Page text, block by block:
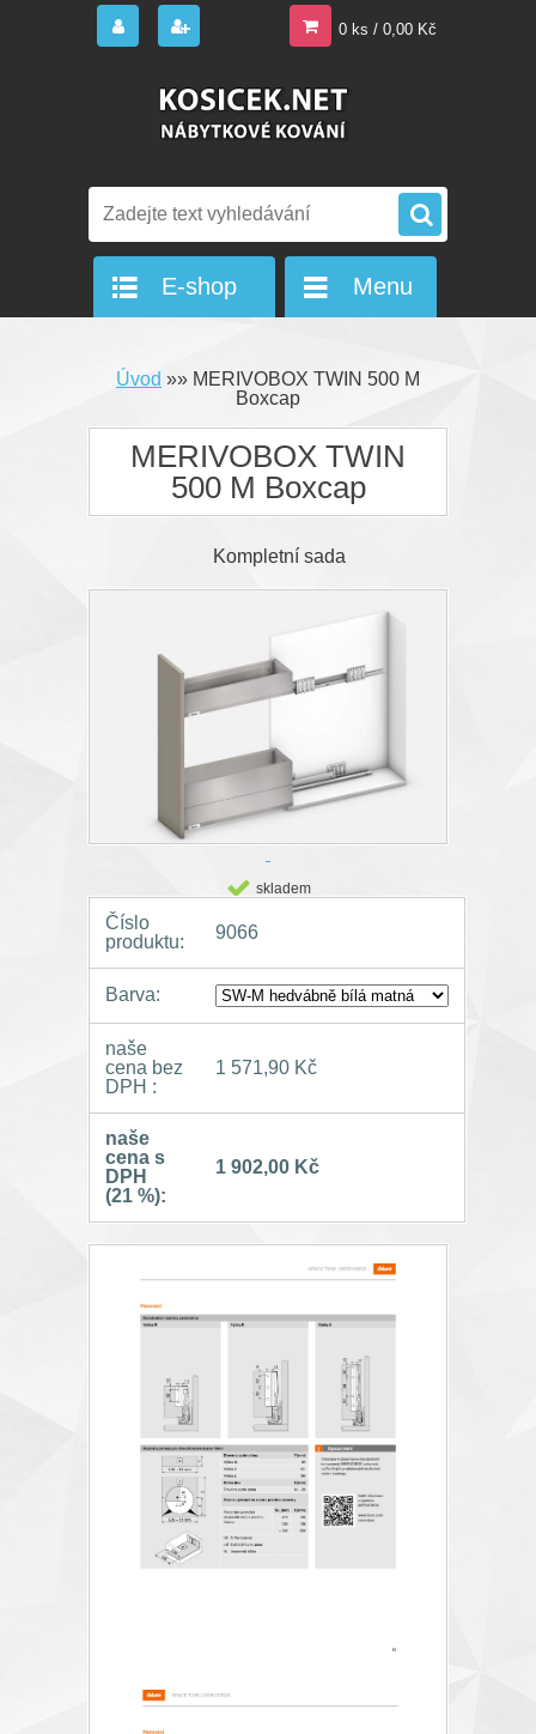
0 ks / 0,00 Kč
E-shop Menu
Úvod »» MERIVOBOX TWIN 500 M
Boxcap
MERIVOBOX TWIN
500 M Boxcap
Kompletní sada
skladem
Číslo
produktu:
9066
Barva:
naše
cena bez
DPH :
1 571,90 Kč
naše
cena s
DPH
(21 %):
1 902,00 Kč